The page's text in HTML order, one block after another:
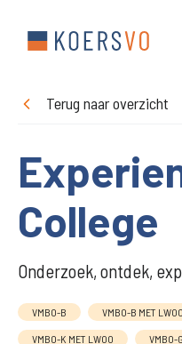
Terug naar overzicht
College
Onderzoek, ontdek,
VMBO-B VMBO-B MET LWOO
VMBO-K MET LWOO VMBO-G